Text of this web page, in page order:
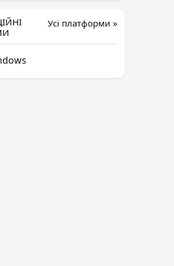
Усі платформи »